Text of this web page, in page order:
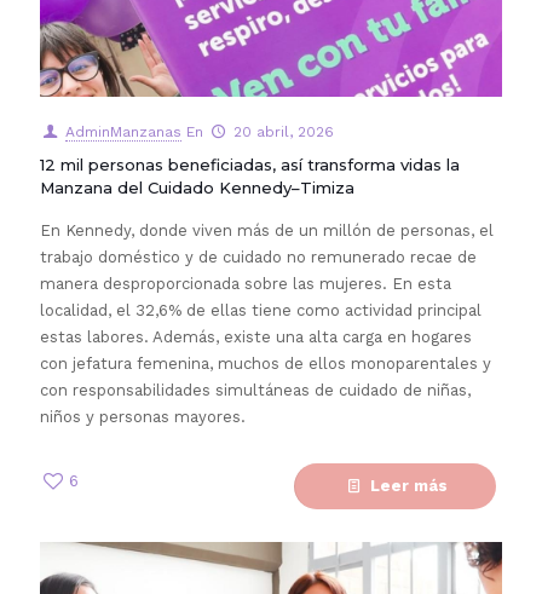
AdminManzanas En 20 abril, 2026
12 mil personas beneficiadas, así transforma vidas la
Manzana del Cuidado Kennedy–Timiza
En Kennedy, donde viven más de un millón de personas, el
trabajo doméstico y de cuidado no remunerado recae de
manera desproporcionada sobre las mujeres. En esta
localidad, el 32,6% de ellas tiene como actividad principal
estas labores. Además, existe una alta carga en hogares
con jefatura femenina, muchos de ellos monoparentales y
con responsabilidades simultáneas de cuidado de niñas,
niños y personas mayores.
6 Leer más